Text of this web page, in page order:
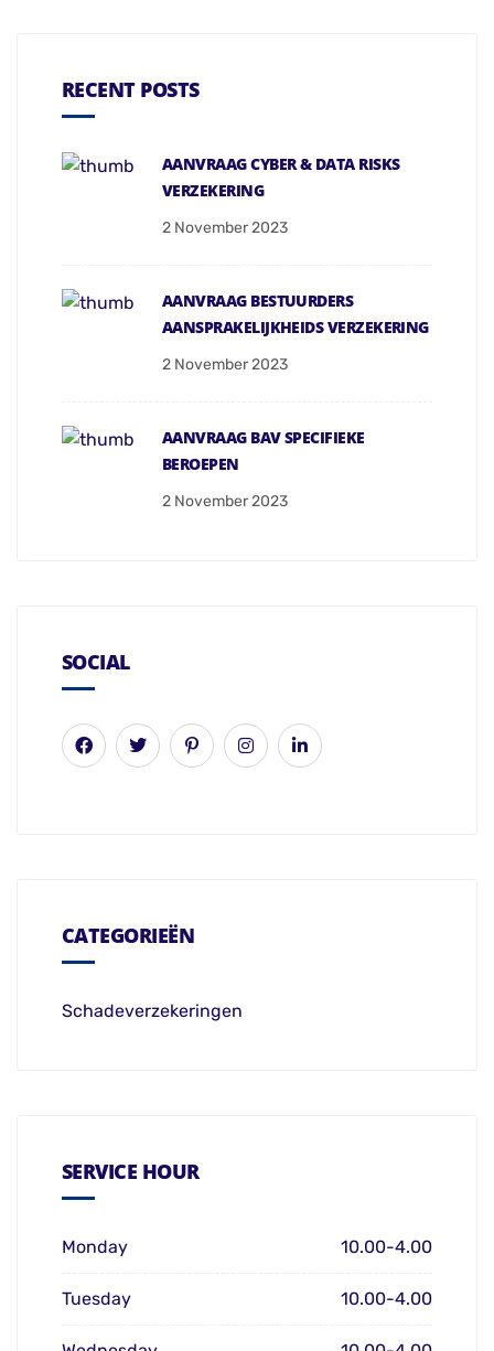
RECENT POSTS
AANVRAAG CYBER & DATA RISKS
VERZEKERING
2 November 2023
AANVRAAG BESTUURDERS
AANSPRAKELIJKHEIDS VERZEKERING
2 November 2023
AANVRAAG BAV SPECIFIEKE
BEROEPEN
2 November 2023
SOCIAL
CATEGORIEËN
Schadeverzekeringen
SERVICE HOUR
Monday 10.00-4.00
Tuesday 10.00-4.00